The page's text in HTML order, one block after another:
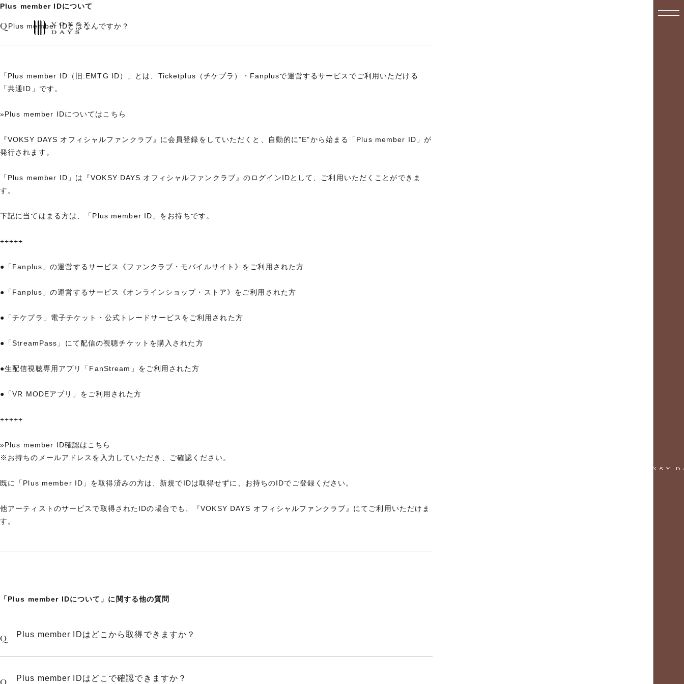
Plus member IDについて
Q Plus member IDとはなんですか？
「Plus member ID（旧:EMTG ID）」とは、Ticketplus（チケプラ）・Fanplusで運営するサービスでご利用いただける
「共通ID」です。
»Plus member IDについてはこちら
『VOKSY DAYS オフィシャルファンクラブ』に会員登録をしていただくと、自動的に"E"から始まる「Plus member ID」が
発行されます。
「Plus member ID」は『VOKSY DAYS オフィシャルファンクラブ』のログインIDとして、ご利用いただくことができま
す。
下記に当てはまる方は、「Plus member ID」をお持ちです。
+++++
●「Fanplus」の運営するサービス《ファンクラブ・モバイルサイト》をご利用された方
●「Fanplus」の運営するサービス《オンラインショップ・ストア》をご利用された方
●「チケプラ」電子チケット・公式トレードサービスをご利用された方
●「StreamPass」にて配信の視聴チケットを購入された方
●生配信視聴専用アプリ「FanStream」をご利用された方
●「VR MODEアプリ」をご利用された方
+++++
»Plus member ID確認はこちら
※お持ちのメールアドレスを入力していただき、ご確認ください。
既に「Plus member ID」を取得済みの方は、新規でIDは取得せずに、お持ちのIDでご登録ください。
他アーティストのサービスで取得されたIDの場合でも、『VOKSY DAYS オフィシャルファンクラブ』にてご利用いただけま
す。
「Plus member IDについて」に関する他の質問
Q Plus member IDはどこから取得できますか？
Plus member IDはどこで確認できますか？